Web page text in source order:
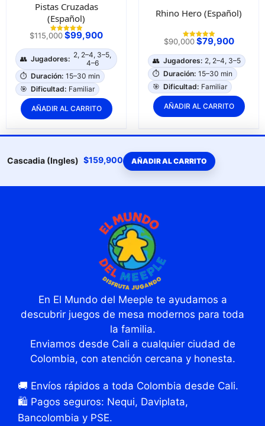
Pistas Cruzadas
(Español)
Valorado con
de 5
$115,000$99,900
👥 Jugadores: 2, 2–4, 3–5,
4–6
⏱️ Duración: 15–30 min
🎯 Dificultad: Familiar
AÑADIR AL CARRITO
Rhino Hero (Español)
Valorado con
de 5
$90,000 $79,900
👥 Jugadores: 2, 2–4, 3–5
⏱️ Duración: 15–30 min
🎯 Dificultad: Familiar
AÑADIR AL CARRITO
Cascadia (Ingles) $159,900 AÑADIR AL CARRITO
En El Mundo del Meeple te ayudamos a
descubrir juegos de mesa modernos para toda
la familia.
Enviamos desde Cali a cualquier ciudad de
Colombia, con atención cercana y honesta.
🚚 Envíos rápidos a toda Colombia desde Cali.
🛍️ Pagos seguros: Nequi, Daviplata,
Bancolombia y PSE.